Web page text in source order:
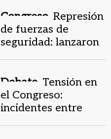
al Congreso
Congreso. Represión
de fuerzas de
seguridad: lanzaron
Debate. Tensión en
el Congreso:
incidentes entre